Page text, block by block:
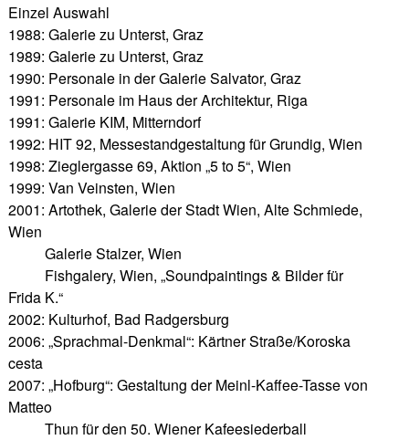
Einzel Auswahl
1988: Galerie zu Unterst, Graz
1989: Galerie zu Unterst, Graz
1990: Personale in der Galerie Salvator, Graz
1991: Personale im Haus der Architektur, Riga
1991: Galerie KIM, Mitterndorf
1992: HIT 92, Messestandgestaltung für Grundig, Wien
1998: Zieglergasse 69, Aktion „5 to 5“, Wien
1999: Van Veinsten, Wien
2001: Artothek, Galerie der Stadt Wien, Alte Schmiede,
Wien
Galerie Stalzer, Wien
Fishgalery, Wien, „Soundpaintings & Bilder für
Frida K.“
2002: Kulturhof, Bad Radgersburg
2006: „Sprachmal-Denkmal“: Kärtner Straße/Koroska
cesta
2007: „Hofburg“: Gestaltung der Meinl-Kaffee-Tasse von
Matteo
Thun für den 50. Wiener Kafeesiederball